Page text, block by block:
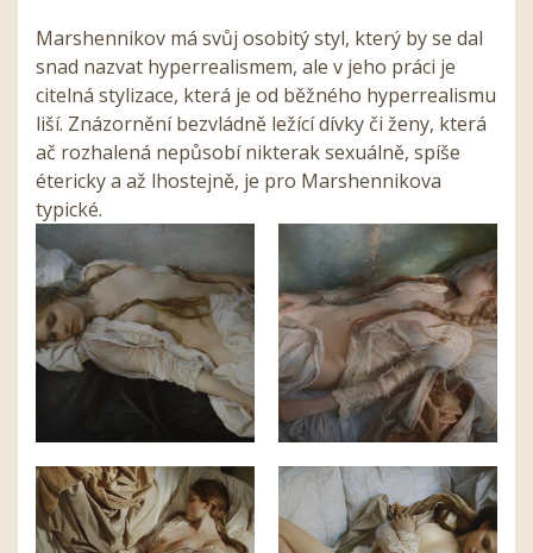
Marshennikov má svůj osobitý styl, který by se dal
snad nazvat hyperrealismem, ale v jeho práci je
citelná stylizace, která je od běžného hyperrealismu
liší. Znázornění bezvládně ležící dívky či ženy, která
ač rozhalená nepůsobí nikterak sexuálně, spíše
étericky a až lhostejně, je pro Marshennikova
typické.